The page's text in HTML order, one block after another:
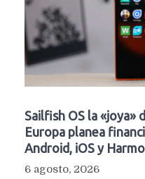
Sailfish OS la «joya»
Europa planea
Android, iOS y
6 agosto, 2026